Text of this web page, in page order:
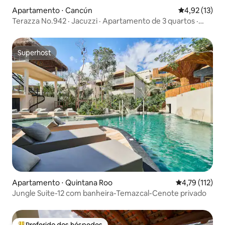
Apartamento ⋅ Cancún 4,92 de uma
4,92 (13)
Terazza No.942 · Jacuzzi · Apartamento de 3 quartos ·
Superhost
Superhost
Apartamento ⋅ Quintana Roo 4,79 de uma
4,79 (112)
Jungle Suite-12 com banheira-Temazcal-Cenote privado